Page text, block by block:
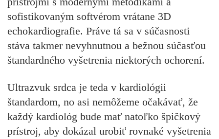
sofistikovaným softvérom vrátane 3D
echokardiografie. Práve tá sa v súčasnosti
stáva takmer nevyhnutnou a bežnou súčasťou
štandardného vyšetrenia niektorých ochorení.
Ultrazvuk srdca je teda v kardiológii
štandardom, no asi nemôžeme očakávať, že
každý kardiológ bude mať natoľko špičkový
prístroj, aby dokázal urobiť rovnaké vyšetrenia